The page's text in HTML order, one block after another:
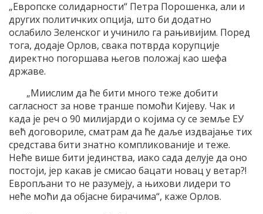
„Европске солидарности“ Петра Порошенка, али и
других политичких опција, што би додатно
ослабило Зеленског и учинило га рањивијим. Поред
тога, додаје Орлов, свака потврда корупције
директно погоршава његов положај као шефа
државе.
„Миислим да ће бити много теже добити
сагласност за нове транше помоћи Кијеву. Чак и
када је реч о 90 милијарди о којима су се земље ЕУ
већ договориле, сматрам да ће даље издвајање тих
средстава бити знатно компликованије и теже.
Неће више бити јединства, иако сада делује да оно
постоји, јер какав је смисао бацати новац у ветар?!
Европљани то не разумеју, а њихови лидери то
неће моћи да објасне бирачима“, каже Орлов.